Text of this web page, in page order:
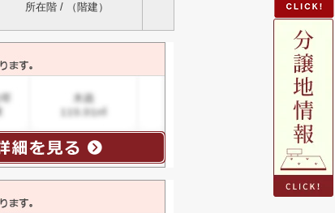
所在階 / （階建）